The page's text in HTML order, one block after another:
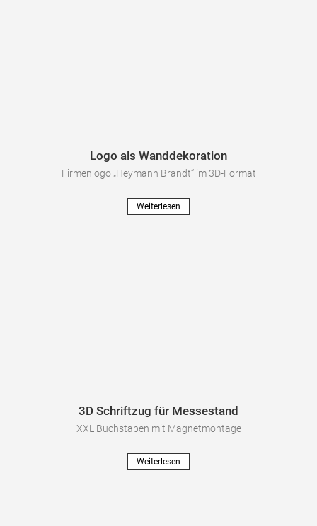
Logo als Wanddekoration
Firmenlogo „Heymann Brandt“ im 3D-Format
Weiterlesen
3D Schriftzug für Messestand
XXL Buchstaben mit Magnetmontage
Weiterlesen